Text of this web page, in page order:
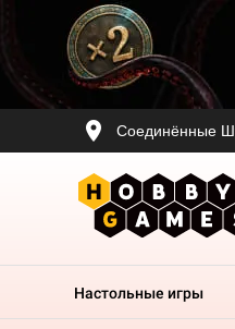
Соединённые
Настольные игры